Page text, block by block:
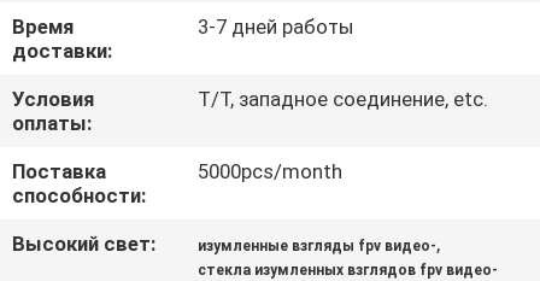
СЛУЧАИ
СПРОСИТЕ
ЦИТАТУ
ONLINE
Время
доставки:
3-7 дней работы
Условия
оплаты:
T/T, западное соединение, etc.
Поставка
способности:
5000pcs/month
Высокий свет: изумленные взгляды fpv видео-,
стекла изумленных взглядов fpv видео-